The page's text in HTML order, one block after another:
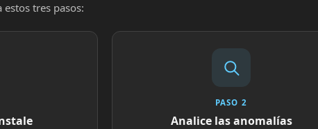
estos tres pasos:
PASO 2
Analice las anomalías